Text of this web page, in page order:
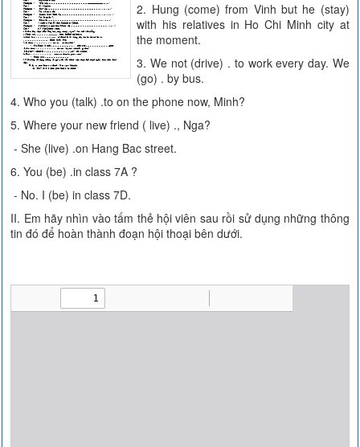
2. Hung (come) from Vinh but he (stay)
with his relatives in Ho Chi Minh city at
the moment.
3. We not (drive) . to work every day. We
(go) . by bus.
4. Who you (talk) .to on the phone now, Minh?
5. Where your new friend ( live) ., Nga?
- She (live) .on Hang Bac street.
6. You (be) .in class 7A ?
- No. I (be) in class 7D.
II. Em hãy nhìn vào tấm thẻ hội viên sau rồi sử dụng những thông
tin đó để hoàn thành đoạn hội thoại bên dưới.